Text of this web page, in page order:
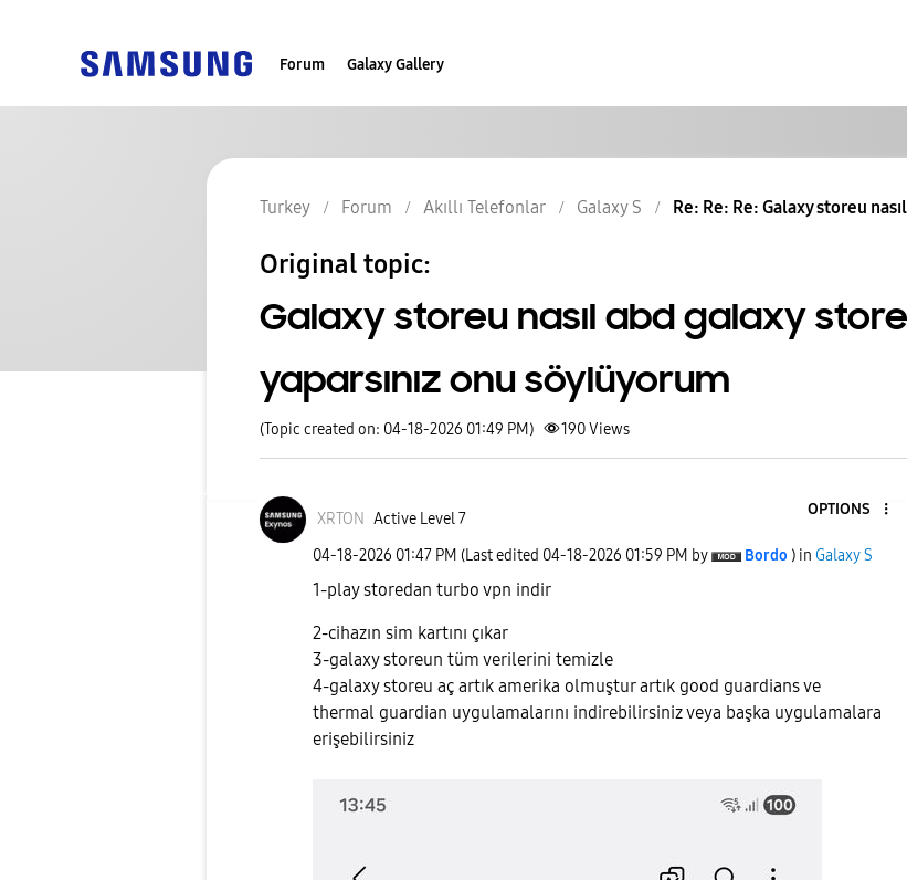
Forum Galaxy Gallery
Turkey Forum Akıllı Telefonlar Galaxy S Re: Re: Re: Galaxy storeu
Original topic:
Galaxy storeu nasıl abd galaxy store
yaparsınız onu söylüyorum
(Topic created on: 04-18-2026 01:49 PM) 190Views
XRTON Active Level 7
OPTIONS
‎04-18-2026 01:47 PM (Last edited ‎04-18-2026 01:59 PM by Bordo ) in Galaxy S
1-play storedan turbo vpn indir
2-cihazın sim kartını çıkar
3-galaxy storeun tüm verilerini temizle
4-galaxy storeu aç artık amerika olmuştur artık good guardians ve
thermal guardian uygulamalarını indirebilirsiniz veya başka uygulamalara
erişebilirsiniz